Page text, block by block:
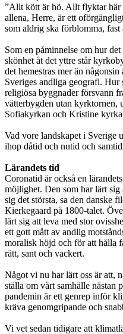
”Allt kött är hö. Allt flyktar här
allena, Herre, är ett
som aldrig ska förblomma, fast
Som en påminnelse om hur
skönhet åt det yttre står
det hemestras mer än
Sveriges andliga geografi. Hur
religiösa byggnader försvann
vätterbygden utan kyrktornen,
Sofiakyrkan och Kristine
Vad vore landskapet i Sverige
ihop dåtid och nutid och
Lärandets tid
Coronatid är också en
möjlighet. Den som har lärt sig
sig det största, sa den danske
Kierkegaard på 1800-talet.
lärt sig att leva med stor
ett gott mått av andlig
moralisk höjd och för att hålla
rätt, sant och vackert.
Något vi nu har lärt oss är att,
ställa om vårt samhälle nästan
pandemin är ett genrep inför
kräva genomgripande och
Vi vet sedan tidigare att